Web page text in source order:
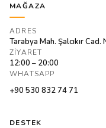
MAĞAZA
ADRES
Tarabya Mah. Şalcıkır
ZIYARET
12:00 – 20:00
WHATSAPP
+90 530 832 74 71
DESTEK